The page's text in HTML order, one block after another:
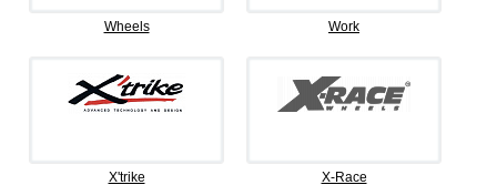
Wheels Work
X'trike X-Race